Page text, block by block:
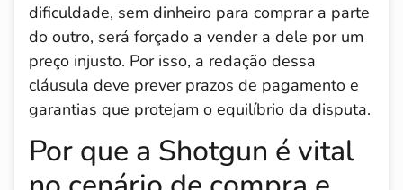
dificuldade, sem dinheiro para comprar a parte
do outro, será forçado a vender a dele por um
preço injusto. Por isso, a redação dessa
cláusula deve prever prazos de pagamento e
garantias que protejam o equilíbrio da disputa.
Por que a Shotgun é vital